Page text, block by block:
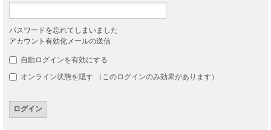
パスワードを忘れてしまいました
アカウント有効化メールの送信
自動ログインを有効にする
オンライン状態を隠す （このログインのみ効果があります）